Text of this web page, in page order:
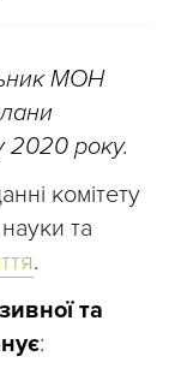
МОН
2020 року.
комітету
та
.
та
: